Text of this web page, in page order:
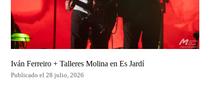
Iván Ferreiro + Talleres Molina en Es Jardí
Publicado el 28 julio, 2026